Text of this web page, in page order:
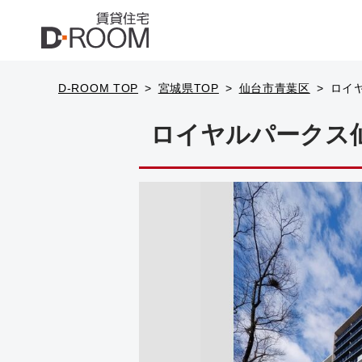
D-ROOM TOP 宮城県TOP 仙台市青葉区 ロイ
ロイヤルパークス